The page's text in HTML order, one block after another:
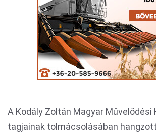
A Kodály Zoltán Magyar Művelődési
tagjainak tolmácsolásában